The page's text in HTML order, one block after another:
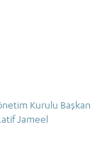
Kurulu Başkan
Jameel